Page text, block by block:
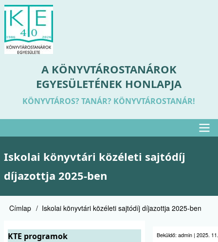
Ugrás
tartalomra
A KÖNYVTÁROSTANÁROK
EGYESÜLETÉNEK HONLAPJA
KÖNYVTÁROS? TANÁR? KÖNYVTÁROSTANÁR!
menü
Iskolai könyvtári közéleti sajtódíj
díjazottja 2025-ben
Morzsa
Címlap Iskolai könyvtári közéleti sajtódíj díjazottja 2025-ben
KTE programok Beküldő: admin | 2025.